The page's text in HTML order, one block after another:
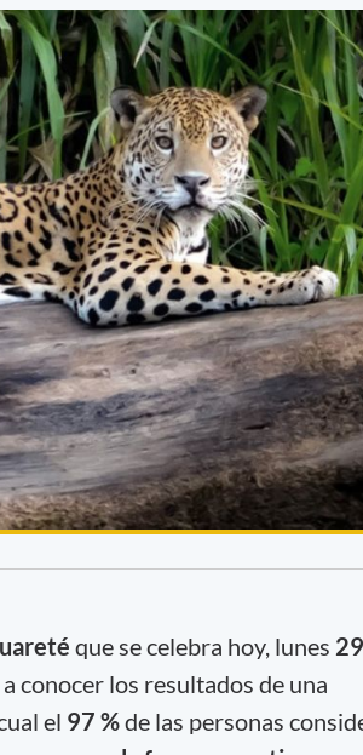
que se celebra hoy, lunes
conocer los resultados de una
el 97 %de las personas